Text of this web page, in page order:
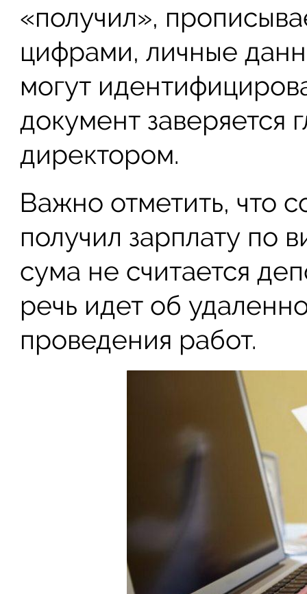
«получил»,
цифрами, личные
могут
документ заверяется
директором.
Важно отметить, что
получил зарплату по
сума не считается
речь идет об
проведения работ.